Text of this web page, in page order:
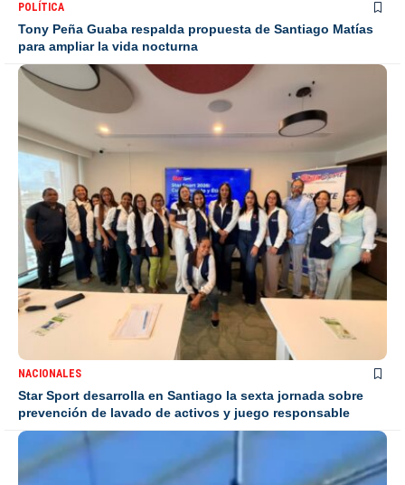
POLÍTICA
Tony Peña Guaba respalda propuesta de Santiago Matías
para ampliar la vida nocturna
NACIONALES
Star Sport desarrolla en Santiago la sexta jornada sobre
prevención de lavado de activos y juego responsable